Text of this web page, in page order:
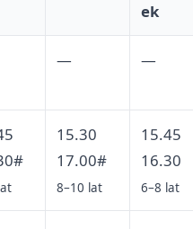
ek
— —
15.30
17.00#
8–10 lat
15.45
16.30
6–8 lat